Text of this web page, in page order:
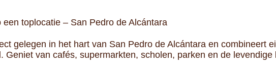
toplocatie – San Pedro de Alcántara
gelegen in het hart van San Pedro de Alcántara en combineert
Geniet van cafés, supermarkten, scholen, parken en de levendige